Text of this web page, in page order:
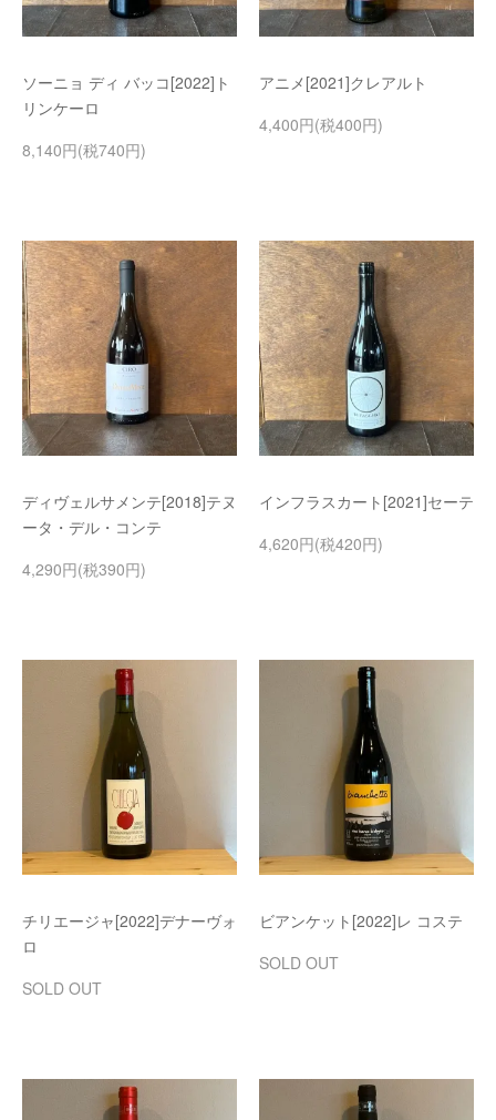
ソーニョ ディ バッコ[2022]ト
リンケーロ
8,140円(税740円)
アニメ[2021]クレアルト
4,400円(税400円)
ディヴェルサメンテ[2018]テヌ
ータ・デル・コンテ
4,290円(税390円)
インフラスカート[2021]セーテ
4,620円(税420円)
チリエージャ[2022]デナーヴォ
ロ
SOLD OUT
ビアンケット[2022]レ コステ
SOLD OUT